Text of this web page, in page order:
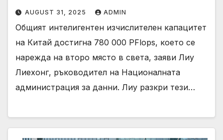
AUGUST 31, 2025 ADMIN
Общият интелигентен изчислителен капацитет
на Китай достигна 780 000 PFlops, което се
нарежда на второ място в света, заяви Лиу
Лиехонг, ръководител на Националната
администрация за данни. Лиу разкри тези…